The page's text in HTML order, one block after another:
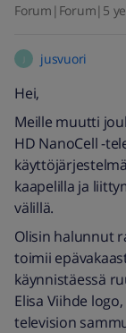
Forum|Forum|5
jusvuori
Hei,
Meille muutti
HD NanoCell -
kaapelilla ja
välillä.
Olisin halunnut
toimii
käynnistäessä
Elisa Viihde
television